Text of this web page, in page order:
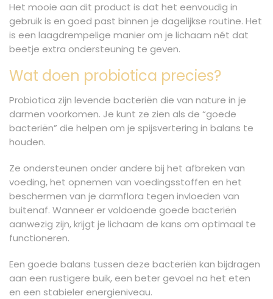
Het mooie aan dit product is dat het eenvoudig in
gebruik is en goed past binnen je dagelijkse routine. Het
is een laagdrempelige manier om je lichaam nét dat
beetje extra ondersteuning te geven.
Wat doen probiotica precies?
Probiotica zijn levende bacteriën die van nature in je
darmen voorkomen. Je kunt ze zien als de “goede
bacteriën” die helpen om je spijsvertering in balans te
houden.
Ze ondersteunen onder andere bij het afbreken van
voeding, het opnemen van voedingsstoffen en het
beschermen van je darmflora tegen invloeden van
buitenaf. Wanneer er voldoende goede bacteriën
aanwezig zijn, krijgt je lichaam de kans om optimaal te
functioneren.
Een goede balans tussen deze bacteriën kan bijdragen
aan een rustigere buik, een beter gevoel na het eten
en een stabieler energieniveau.